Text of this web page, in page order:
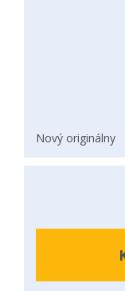
Nový originálny